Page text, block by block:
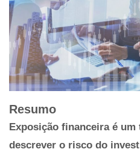
Resumo
Exposição financeira é um
descrever o risco do